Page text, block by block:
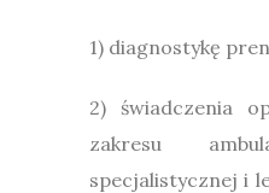
1) diagnostykę
2) świadczenia
zakresu
specjalistycznej i